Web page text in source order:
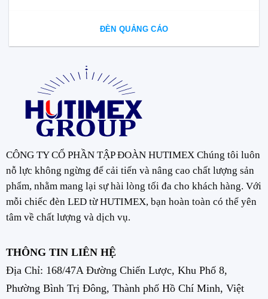
ĐÈN QUẢNG CÁO
CÔNG TY CỔ PHẦN TẬP ĐOÀN HUTIMEX Chúng tôi luôn
nỗ lực không ngừng để cải tiến và nâng cao chất lượng sản
phẩm, nhằm mang lại sự hài lòng tối đa cho khách hàng. Với
mỗi chiếc đèn LED từ HUTIMEX, bạn hoàn toàn có thể yên
tâm về chất lượng và dịch vụ.
THÔNG TIN LIÊN HỆ
Địa Chỉ: 168/47A Đường Chiến Lược, Khu Phố 8,
Phường Bình Trị Đông, Thành phố Hồ Chí Minh, Việt